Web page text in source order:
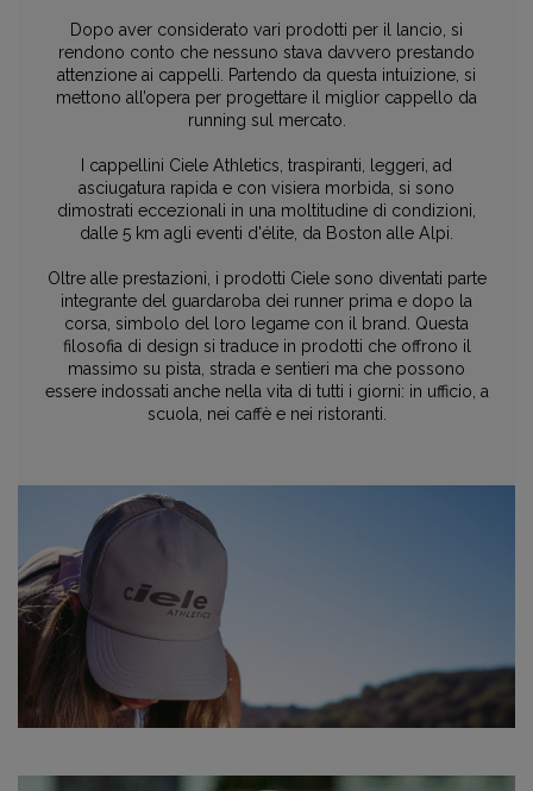
Dopo aver considerato vari prodotti per il lancio, si
rendono conto che nessuno stava davvero prestando
attenzione ai cappelli. Partendo da questa intuizione, si
mettono all’opera per progettare il miglior cappello da
running sul mercato.
I cappellini Ciele Athletics, traspiranti, leggeri, ad
asciugatura rapida e con visiera morbida, si sono
dimostrati eccezionali in una moltitudine di condizioni,
dalle 5 km agli eventi d'élite, da Boston alle Alpi.
Oltre alle prestazioni, i prodotti Ciele sono diventati parte
integrante del guardaroba dei runner prima e dopo la
corsa, simbolo del loro legame con il brand. Questa
filosofia di design si traduce in prodotti che offrono il
massimo su pista, strada e sentieri ma che possono
essere indossati anche nella vita di tutti i giorni: in ufficio, a
scuola, nei caffè e nei ristoranti.